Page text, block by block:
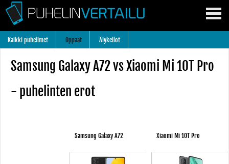
Kaikki puhelimet Oppaat Älykellot
Samsung Galaxy A72 vs Xiaomi Mi 10T Pro
- puhelinten erot
Samsung Galaxy A72 Xiaomi Mi 10T Pro